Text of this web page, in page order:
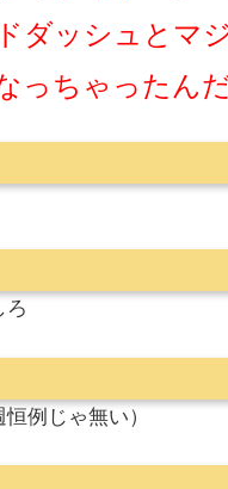
ダッシュとマ
っちゃったん
ろ
例じゃ無い）